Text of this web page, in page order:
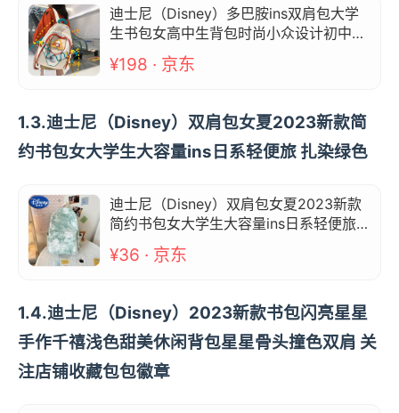
迪士尼（Disney）多巴胺ins双肩包大学
生书包女高中生背包时尚小众设计初中生
书包 白色
¥198 · 京东
1.3.迪士尼（Disney）双肩包女夏2023新款简
约书包女大学生大容量ins日系轻便旅 扎染绿色
迪士尼（Disney）双肩包女夏2023新款
简约书包女大学生大容量ins日系轻便旅
扎染绿色
¥36 · 京东
1.4.迪士尼（Disney）2023新款书包闪亮星星
手作千禧浅色甜美休闲背包星星骨头撞色双肩 关
注店铺收藏包包徽章